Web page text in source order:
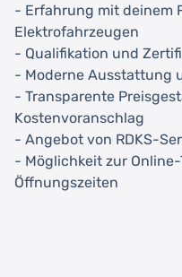
- Erfahrung mit deinem
Elektrofahrzeugen
- Qualifikation und
- Moderne Ausstattung
- Transparente
Kostenvoranschlag
- Angebot von RDKS-
- Möglichkeit zur
Öffnungszeiten